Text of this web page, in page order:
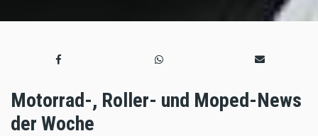
Motorrad-, Roller- und Moped-News
der Woche